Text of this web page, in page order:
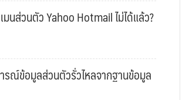
นส่วนตัว Yahoo Hotmail ไม่ได้แล้ว?
รณ์ข้อมูลส่วนตัวรั่วไหลจากฐานข้อมูล